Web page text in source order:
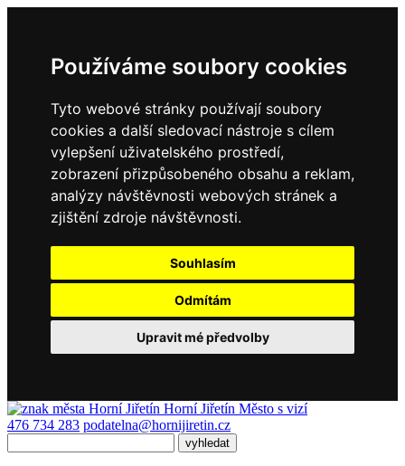
Používáme soubory cookies
Tyto webové stránky používají soubory
cookies a další sledovací nástroje s cílem
vylepšení uživatelského prostředí,
zobrazení přizpůsobeného obsahu a reklam,
analýzy návštěvnosti webových stránek a
zjištění zdroje návštěvnosti.
Souhlasím
Odmítám
Upravit mé předvolby
Horní Jiřetín Město s vizí
476 734 283 podatelna@hornijiretin.cz